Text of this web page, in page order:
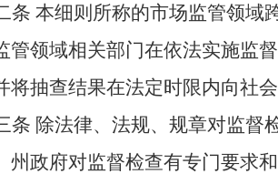
条 本细则所称的市场监管领域
管领域相关部门在依法实施监
将抽查结果在法定时限内向社
条 除法律、法规、规章对监督
州政府对监督检查有专门要求